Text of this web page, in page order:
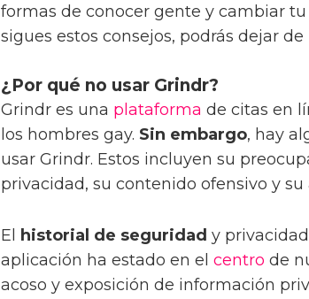
formas de conocer gente y cambiar
sigues estos consejos, podrás dejar
¿Por qué no usar Grindr?
Grindr es una plataforma de citas en
los hombres gay. Sin embargo, hay
usar Grindr. Estos incluyen su
privacidad, su contenido ofensivo y
El historial de seguridad y
aplicación ha estado en el centro de
acoso y exposición de información